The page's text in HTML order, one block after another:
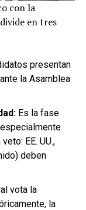
con la
en tres
presentan
la Asamblea
Es la fase
EE. UU.,
deben
vota la
la